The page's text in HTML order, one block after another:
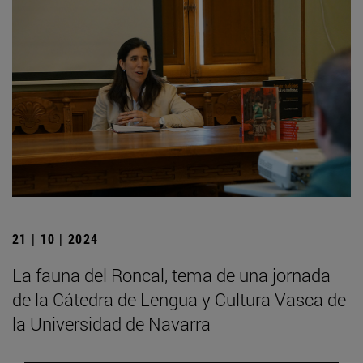
21 | 10 | 2024
La fauna del Roncal, tema de una jornada
de la Cátedra de Lengua y Cultura Vasca de
la Universidad de Navarra